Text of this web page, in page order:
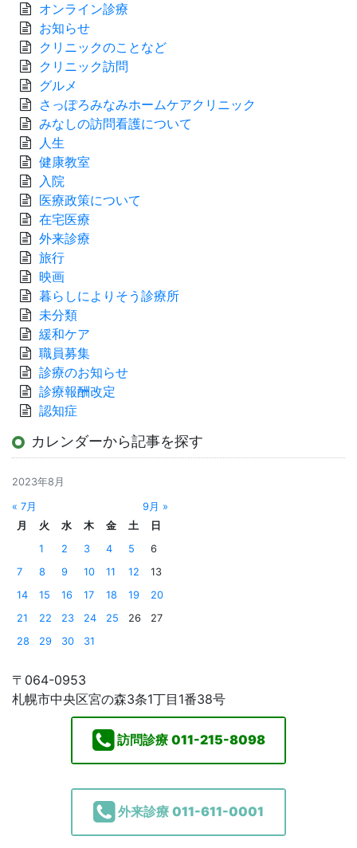
オンライン診療
お知らせ
クリニックのことなど
クリニック訪問
グルメ
さっぽろみなみホームケアクリニック
みなしの訪問看護について
人生
健康教室
入院
医療政策について
在宅医療
外来診療
旅行
映画
暮らしによりそう診療所
未分類
緩和ケア
職員募集
診療のお知らせ
診療報酬改定
認知症
カレンダーから記事を探す
2023年8月
« 7月
9月 »
月
火 水 木 金 土
日
1
2 3 4 5
6
7
8 9 10 11 12
13
14
15 16 17 18 19
20
21
22 23 24 25 26
27
28
29 30 31
〒064-0953
札幌市中央区宮の森3条1丁目1番38号
訪問診療 011-215-8098
外来診療 011-611-0001